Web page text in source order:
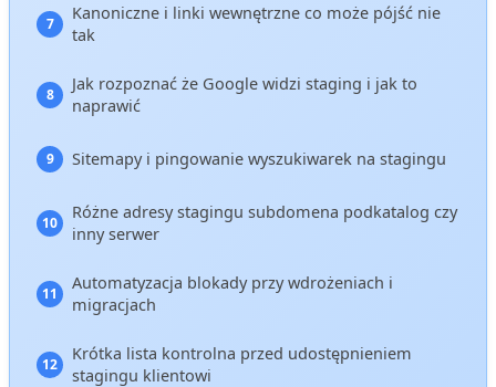
Kanoniczne i linki wewnętrzne co może pójść nie
tak
Jak rozpoznać że Google widzi staging i jak to
naprawić
Sitemapy i pingowanie wyszukiwarek na stagingu
Różne adresy stagingu subdomena podkatalog czy
inny serwer
Automatyzacja blokady przy wdrożeniach i
migracjach
Krótka lista kontrolna przed udostępnieniem
stagingu klientowi